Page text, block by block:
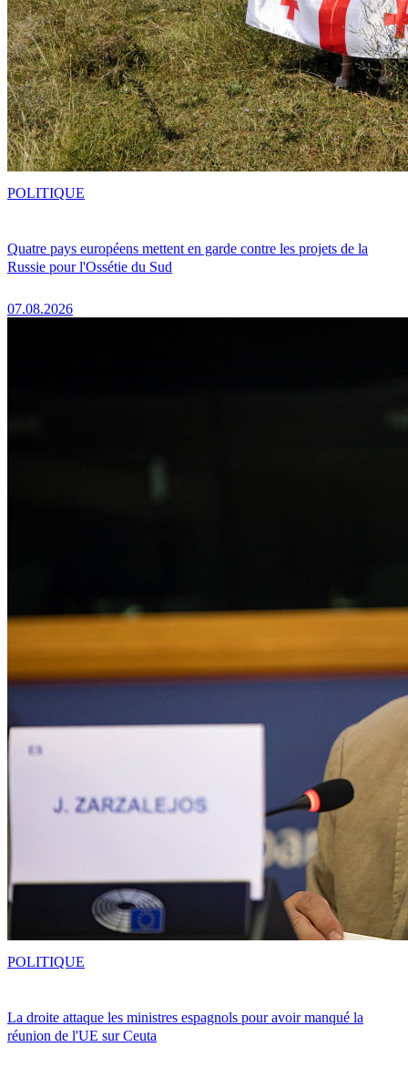
Quatre pays européens mettent en garde contre les projets de la
Russie pour l'Ossétie du Sud
07.08.2026
POLITIQUE
La droite attaque les ministres espagnols pour avoir manqué la
réunion de l'UE sur Ceuta
POLITIQUE